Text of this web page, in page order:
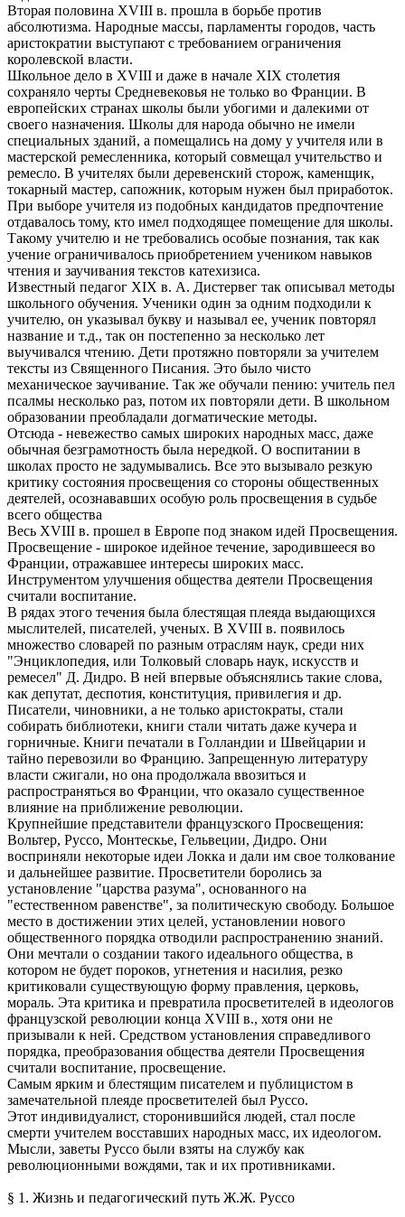
Вторая половина XVIII в. прошла в борьбе против
абсолютизма. Народные массы, парламенты городов, часть
аристократии выступают с требованием ограничения
королевской власти.
Школьное дело в XVIII и даже в начале XIX столетия
сохраняло черты Средневековья не только во Франции. В
европейских странах школы были убогими и далекими от
своего назначения. Школы для народа обычно не имели
специальных зданий, а помещались на дому у учителя или в
мастерской ремесленника, который совмещал учительство и
ремесло. В учителях были деревенский сторож, каменщик,
токарный мастер, сапожник, которым нужен был приработок.
При выборе учителя из подобных кандидатов предпочтение
отдавалось тому, кто имел подходящее помещение для школы.
Такому учителю и не требовались особые познания, так как
учение ограничивалось приобретением учеником навыков
чтения и заучивания текстов катехизиса.
Известный педагог XIX в. А. Дистервег так описывал методы
школьного обучения. Ученики один за одним подходили к
учителю, он указывал букву и называл ее, ученик повторял
название и т.д., так он постепенно за несколько лет
выучивался чтению. Дети протяжно повторяли за учителем
тексты из Священного Писания. Это было чисто
механическое заучивание. Так же обучали пению: учитель пел
псалмы несколько раз, потом их повторяли дети. В школьном
образовании преобладали догматические методы.
Отсюда - невежество самых широких народных масс, даже
обычная безграмотность была нередкой. О воспитании в
школах просто не задумывались. Все это вызывало резкую
критику состояния просвещения со стороны общественных
деятелей, осознававших особую роль просвещения в судьбе
всего общества
Весь XVIII в. прошел в Европе под знаком идей Просвещения.
Просвещение - широкое идейное течение, зародившееся во
Франции, отражавшее интересы широких масс.
Инструментом улучшения общества деятели Просвещения
считали воспитание.
В рядах этого течения была блестящая плеяда выдающихся
мыслителей, писателей, ученых. В XVIII в. появилось
множество словарей по разным отраслям наук, среди них
"Энциклопедия, или Толковый словарь наук, искусств и
ремесел" Д. Дидро. В ней впервые объяснялись такие слова,
как депутат, деспотия, конституция, привилегия и др.
Писатели, чиновники, а не только аристократы, стали
собирать библиотеки, книги стали читать даже кучера и
горничные. Книги печатали в Голландии и Швейцарии и
тайно перевозили во Францию. Запрещенную литературу
власти сжигали, но она продолжала ввозиться и
распространяться во Франции, что оказало существенное
влияние на приближение революции.
Крупнейшие представители французского Просвещения:
Вольтер, Руссо, Монтескье, Гельвеции, Дидро. Они
восприняли некоторые идеи Локка и дали им свое толкование
и дальнейшее развитие. Просветители боролись за
установление "царства разума", основанного на
"естественном равенстве", за политическую свободу. Большое
место в достижении этих целей, установлении нового
общественного порядка отводили распространению знаний.
Они мечтали о создании такого идеального общества, в
котором не будет пороков, угнетения и насилия, резко
критиковали существующую форму правления, церковь,
мораль. Эта критика и превратила просветителей в идеологов
французской революции конца XVIII в., хотя они не
призывали к ней. Средством установления справедливого
порядка, преобразования общества деятели Просвещения
считали воспитание, просвещение.
Самым ярким и блестящим писателем и публицистом в
замечательной плеяде просветителей был Руссо.
Этот индивидуалист, сторонившийся людей, стал после
смерти учителем восставших народных масс, их идеологом.
Мысли, заветы Руссо были взяты на службу как
революционными вождями, так и их противниками.
§ 1. Жизнь и педагогический путь Ж.Ж. Руссо